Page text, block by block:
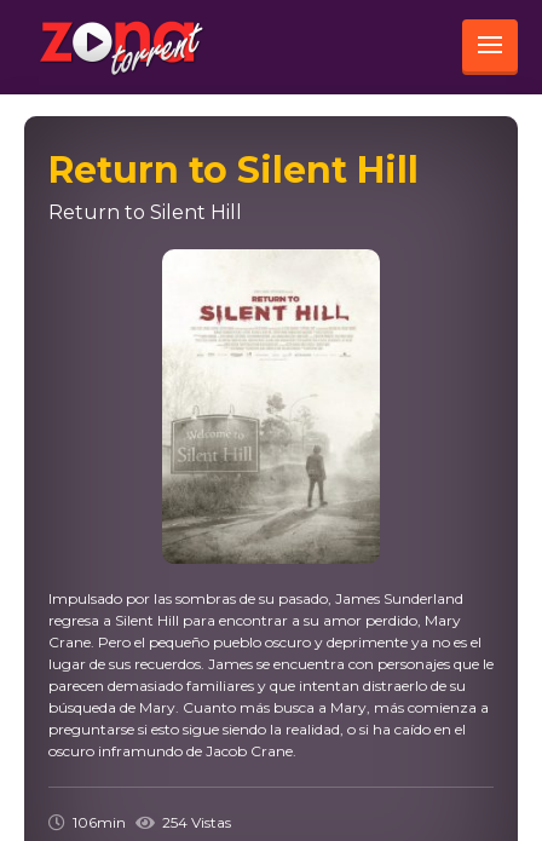
Return to Silent Hill
Return to Silent Hill
Impulsado por las sombras de su pasado, James Sunderland
regresa a Silent Hill para encontrar a su amor perdido, Mary
Crane. Pero el pequeño pueblo oscuro y deprimente ya no es el
lugar de sus recuerdos. James se encuentra con personajes que le
parecen demasiado familiares y que intentan distraerlo de su
búsqueda de Mary. Cuanto más busca a Mary, más comienza a
preguntarse si esto sigue siendo la realidad, o si ha caído en el
oscuro inframundo de Jacob Crane.
106min 254 Vistas